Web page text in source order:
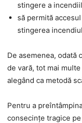
stingere a
să permită
stingerea
De asemenea, odată
de vară, tot mai
alegând ca metodă
Pentru a
consecințe tragice